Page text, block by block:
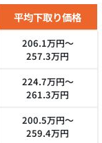
平均下取り価格
206.1万円～
257.3万円
224.7万円～
261.3万円
200.5万円～
259.4万円